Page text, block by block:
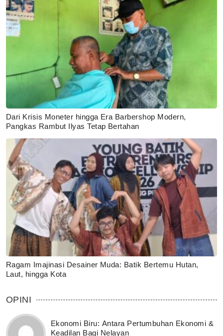
Dari Krisis Moneter hingga Era Barbershop Modern,
Pangkas Rambut Ilyas Tetap Bertahan
Ragam Imajinasi Desainer Muda: Batik Bertemu Hutan,
Laut, hingga Kota
OPINI
Ekonomi Biru: Antara Pertumbuhan Ekonomi &
Keadilan Bagi Nelayan